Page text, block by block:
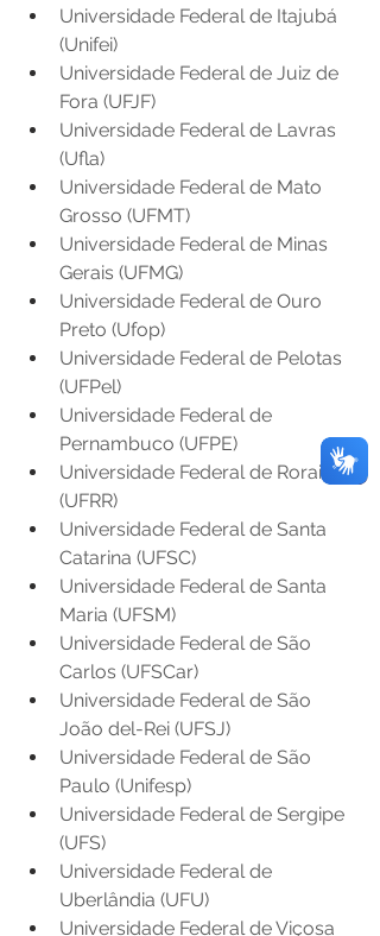
Universidade Federal de Itajubá
(Unifei)
Universidade Federal de Juiz de
Fora (UFJF)
Universidade Federal de Lavras
(Ufla)
Universidade Federal de Mato
Grosso (UFMT)
Universidade Federal de Minas
Gerais (UFMG)
Universidade Federal de Ouro
Preto (Ufop)
Universidade Federal de Pelotas
(UFPel)
Universidade Federal de
Pernambuco (UFPE)
Universidade Federal de Roraima
(UFRR)
Universidade Federal de Santa
Catarina (UFSC)
Universidade Federal de Santa
Maria (UFSM)
Universidade Federal de São
Carlos (UFSCar)
Universidade Federal de São
João del-Rei (UFSJ)
Universidade Federal de São
Paulo (Unifesp)
Universidade Federal de Sergipe
(UFS)
Universidade Federal de
Uberlândia (UFU)
Universidade Federal de Viçosa